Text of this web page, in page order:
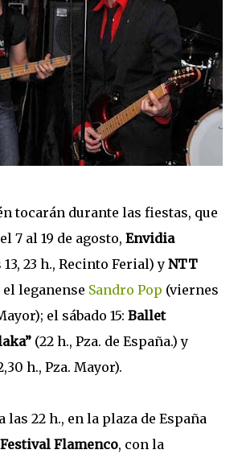
tocarán durante las fiestas, que
7 al 19 de agosto, Envidia
23 h., Recinto Ferial) y NTT
el leganense Sandro Pop (viernes
el sábado 15: Ballet
(22 h., Pza. de España.) y
h., Pza. Mayor).
las 22 h., en la plaza de España
Festival Flamenco, con la